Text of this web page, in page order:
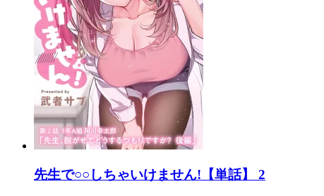
先生で○○しちゃいけません!【単話】 2